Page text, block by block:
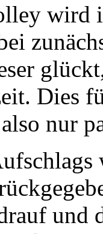
Dies
nur
und